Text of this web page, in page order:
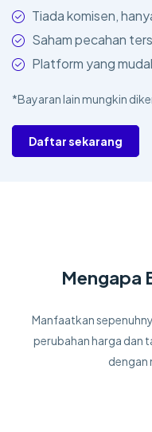
Tiada komisen,
Saham pecahan
Platform yang
*Bayaran lain mungkin
Daftar sekarang
Mengapa
Manfaatkan
perubahan harga dan
dengan